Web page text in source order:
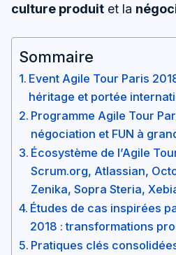
culture produit et la
Sommaire
Event Agile Tour Paris
héritage et portée
Programme Agile Tour
négociation et FUN à
Écosystème de l’Agile
Scrum.org, Atlassian,
Zenika, Sopra Steria,
Études de cas inspirées
2018 : transformations
Pratiques clés